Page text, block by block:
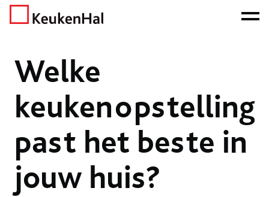
Home Nieuws
Nieuws
Welke keukenopstelling past het beste in jouw huis?
Welke
keukenopstelling
past het beste in
jouw huis?